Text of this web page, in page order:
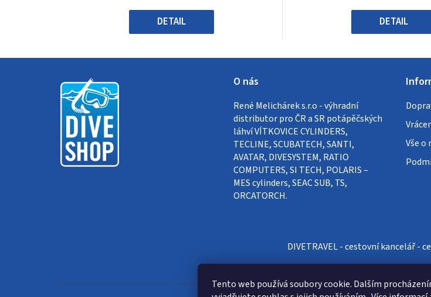
Tento web používá soubory cookie. Dalším
hvězdiček.
DETAIL
hvězdiček.
DETAIL
O nás
René Melichárek s.r.o - výhradní
distributor pro ČR a SR potápěčských
láhví VÍTKOVICE CYLINDERS,
TECLINE, SCUBATECH, SANTI,
AVATAR, DIVESYSTEM, RATIO
COMPUTERS, SI TECH, POLARIS –
MES cylinders, SEAC SUB, TS,
ORCATORCH.
Vše o
DIVETRAVEL - cestovní kancelář -